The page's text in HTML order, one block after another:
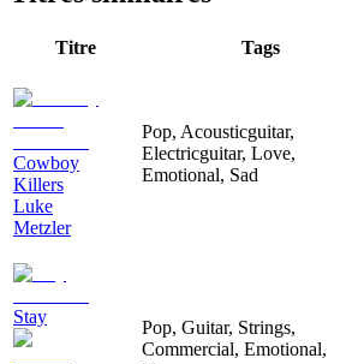
Titre Tags
Cowboy
Killers
Luke
Metzler
Pop, Acousticguitar,
Electricguitar, Love,
Emotional, Sad
Stay
Pop, Guitar, Strings,
Commercial, Emotional,